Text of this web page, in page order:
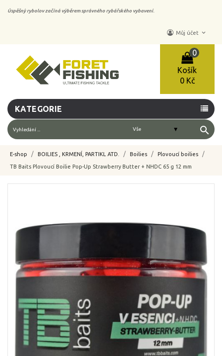
Úspěšný rybolov začíná výběrem správného rybářského vybavení.
Můj účet keyboard_arrow_down
Košík
0
0 Kč
KATEGORIE
search
E-shop BOILIES , KRMENÍ, PARTIKL ATD. Boilies Plovoucí boilies
TB Baits Plovoucí Boilie Pop-Up Strawberry Butter + NHDC 65 g 12 mm